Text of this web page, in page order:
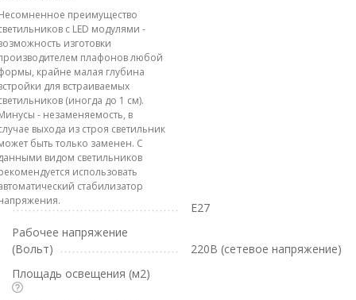
преимущество
с LED модулями -
изготовки
плафонов любой
крайне малая глубина
для встраиваемых
(иногда до 1 см).
- незаменяемость, в
выхода из строя светильник
быть только заменен. С
видом светильников
использовать
стабилизатор
E27
Рабочее напряжение
(Вольт)
220В (сетевое напряжение)
Площадь освещения (м2)